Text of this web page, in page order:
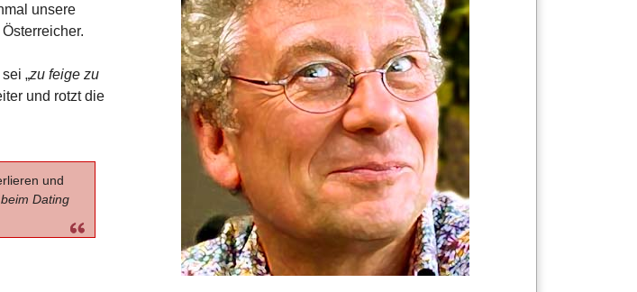
unsere
„zu feige zu
und rotzt die
und
beim Dating